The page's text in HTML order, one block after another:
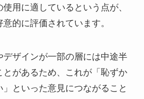
用に適しているという点が、
的に評価されています。
デザインが一部の層には中途半
とがあるため、これが「恥ずか
」といった意見につながること